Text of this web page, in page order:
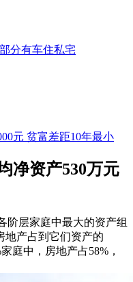
分有车住私宅
元 贫富差距10年最小
净资产530万元
阶层家庭中最大的资产组
地产占到它们资产的
庭中，房地产占58%，